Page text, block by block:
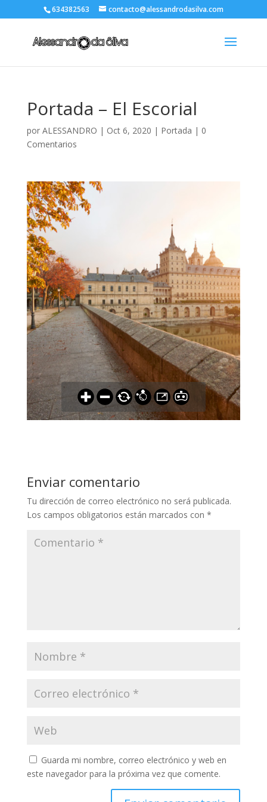
634382563 contacto@alessandrodasilva.com
Portada – El Escorial
por ALESSANDRO | Oct 6, 2020 | Portada | 0
Comentarios
Enviar comentario
Tu dirección de correo electrónico no será publicada.
Los campos obligatorios están marcados con *
Guarda mi nombre, correo electrónico y web en
este navegador para la próxima vez que comente.